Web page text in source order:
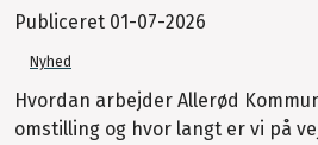
Publiceret 01-07-2026
Nyhed
Hvordan arbejder Allerød
omstilling og hvor langt er vi på